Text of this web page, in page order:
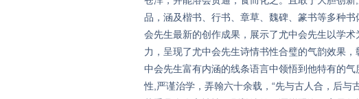
品，涵及楷书、行书、章草、魏碑、篆书等多种
会先生最新的创作成果，展示了尤中会先生以学
力，呈现了尤中会先生诗情书性合璧的气韵效果
中会先生富有内涵的线条语言中领悟到他特有的
性,严谨治学，弄翰六十余载，“先与古人合，后与